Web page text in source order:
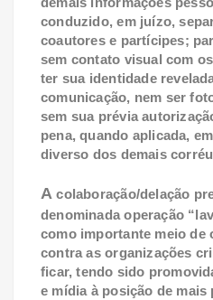
conduzido, em juízo,
coautores e partícipes;
sem contato visual com
ter sua identidade
comunicação, nem ser
sem sua prévia
pena, quando aplicada,
diverso dos demais
A colaboração/delação
denominada operação
como importante meio de
contra as organizações
ficar, tendo sido
e mídia à posição de